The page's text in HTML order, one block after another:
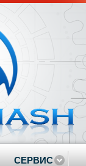
СЕРВИС